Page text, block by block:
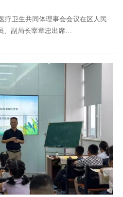
疗卫生共同体理事会会议在区人民
、副局长宰章忠出席…